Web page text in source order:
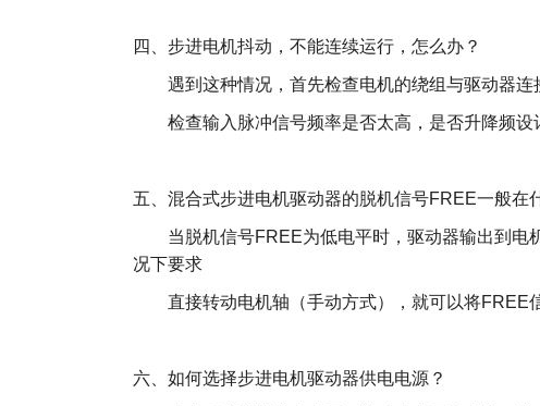
四、步进电机抖动，不能连续运行，怎么办？
遇到这种情况，首先检查电机的绕组与驱动器连
检查输入脉冲信号频率是否太高，是否升降频设
五、混合式步进电机驱动器的脱机信号FREE一般在
当脱机信号FREE为低电平时，驱动器输出到电
况下要求
直接转动电机轴（手动方式），就可以将FREE信
六、如何选择步进电机驱动器供电电源？